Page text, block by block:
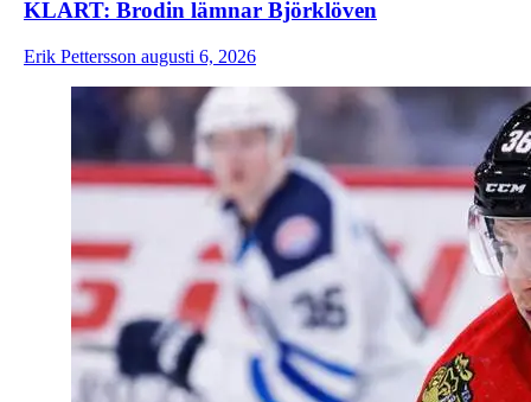
KLART: Brodin lämnar Björklöven
Erik Pettersson augusti 6, 2026